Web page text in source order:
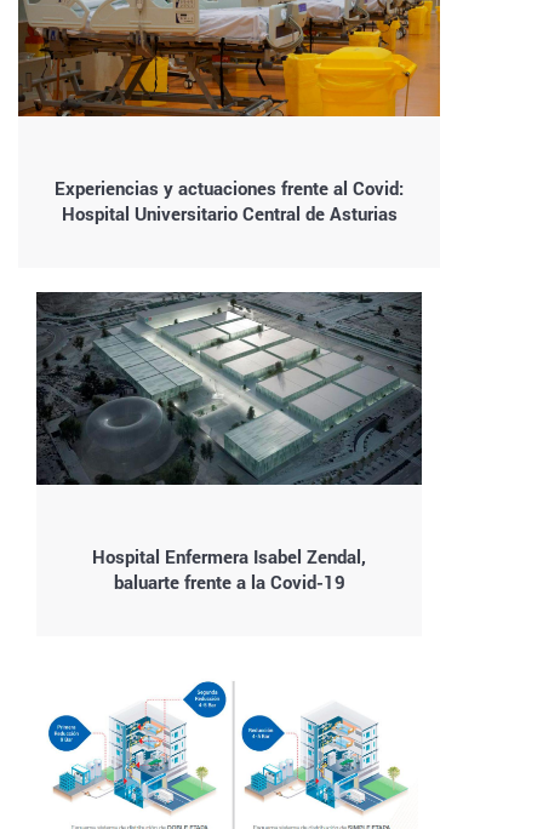
Experiencias y actuaciones frente al Covid:
Hospital Universitario Central de Asturias
Hospital Enfermera Isabel Zendal,
baluarte frente a la Covid-19